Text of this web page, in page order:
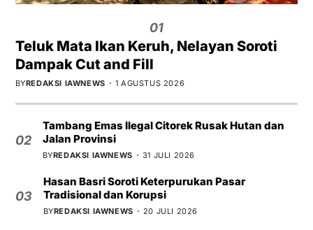
01
Teluk Mata Ikan Keruh, Nelayan Soroti
Dampak Cut and Fill
BYREDAKSI IAWNEWS 1 AGUSTUS 2026
02
Tambang Emas Ilegal Citorek Rusak Hutan dan
Jalan Provinsi
BYREDAKSI IAWNEWS 31 JULI 2026
03
Hasan Basri Soroti Keterpurukan Pasar
Tradisional dan Korupsi
BYREDAKSI IAWNEWS 20 JULI 2026